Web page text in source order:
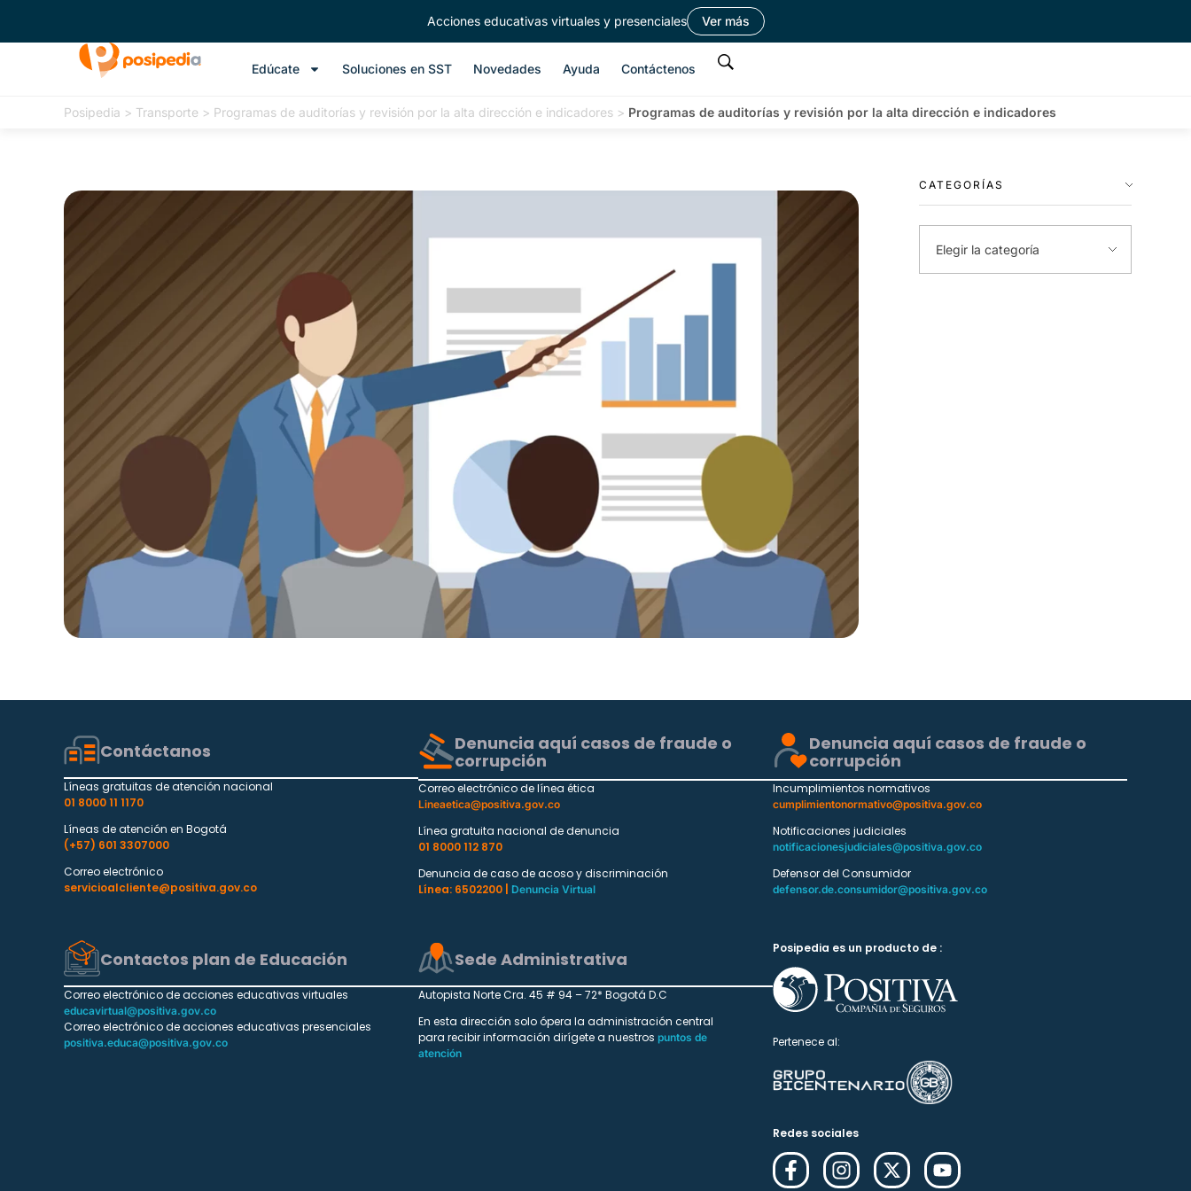
Acciones educativas virtuales y presenciales Ver más
Edúcate Soluciones en SST Novedades Ayuda Contáctenos
Posipedia > Transporte > Programas de auditorías y revisión por la alta dirección e indicadores > Programas de auditorías y revisión por la alta dirección e indicadores
CATEGORÍAS
Contáctanos
Líneas gratuitas de atención nacional
01 8000 11 1170
Líneas de atención en Bogotá
(+57) 601 3307000
Correo electrónico
servicioalcliente@positiva.gov.co
Denuncia aquí casos de fraude o
corrupción
Correo electrónico de línea ética
Lineaetica@positiva.gov.co
Línea gratuita nacional de denuncia
01 8000 112 870
Denuncia de caso de acoso y discriminación
Línea: 6502200 |
Denuncia Virtual
Denuncia aquí casos de fraude o
corrupción
Incumplimientos normativos
cumplimientonormativo@positiva.gov.co
Notificaciones judiciales
notificacionesjudiciales@positiva.gov.co
Defensor del Consumidor
defensor.de.consumidor@positiva.gov.co
Contactos plan de Educación
Correo electrónico de acciones educativas virtuales
educavirtual@positiva.gov.co
Correo electrónico de acciones educativas presenciales
positiva.educa@positiva.gov.co
Sede Administrativa
Autopista Norte Cra. 45 # 94 – 72* Bogotá D.C
En esta dirección solo ópera la administración central
para recibir información dirígete a nuestros puntos de
atención
Posipedia es un producto de :
Pertenece al:
Redes sociales